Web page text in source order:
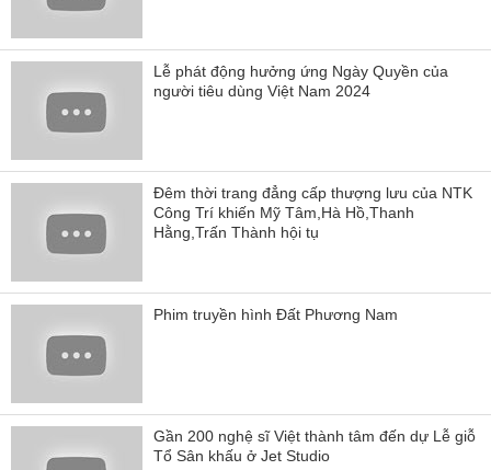
Lễ phát động hưởng ứng Ngày Quyền của
người tiêu dùng Việt Nam 2024
Đêm thời trang đẳng cấp thượng lưu của NTK
Công Trí khiến Mỹ Tâm,Hà Hồ,Thanh
Hằng,Trấn Thành hội tụ
Phim truyền hình Đất Phương Nam
Gần 200 nghệ sĩ Việt thành tâm đến dự Lễ giỗ
Tổ Sân khấu ở Jet Studio